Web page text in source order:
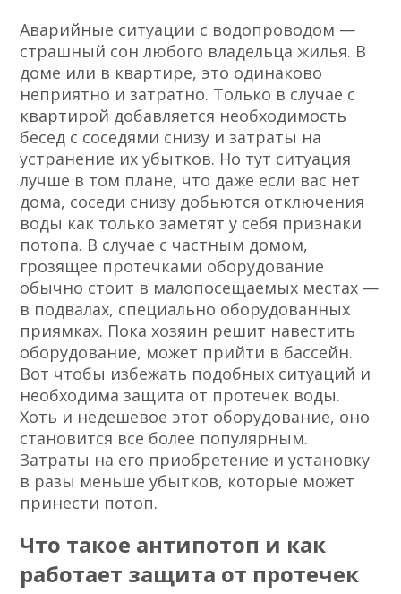
Аварийные ситуации с водопроводом —
страшный сон любого владельца жилья. В
доме или в квартире, это одинаково
неприятно и затратно. Только в случае с
квартирой добавляется необходимость
бесед с соседями снизу и затраты на
устранение их убытков. Но тут ситуация
лучше в том плане, что даже если вас нет
дома, соседи снизу добьются отключения
воды как только заметят у себя признаки
потопа. В случае с частным домом,
грозящее протечками оборудование
обычно стоит в малопосещаемых местах —
в подвалах, специально оборудованных
приямках. Пока хозяин решит навестить
оборудование, может прийти в бассейн.
Вот чтобы избежать подобных ситуаций и
необходима защита от протечек воды.
Хоть и недешевое этот оборудование, оно
становится все более популярным.
Затраты на его приобретение и установку
в разы меньше убытков, которые может
принести потоп.
Что такое антипотоп и как
работает защита от протечек